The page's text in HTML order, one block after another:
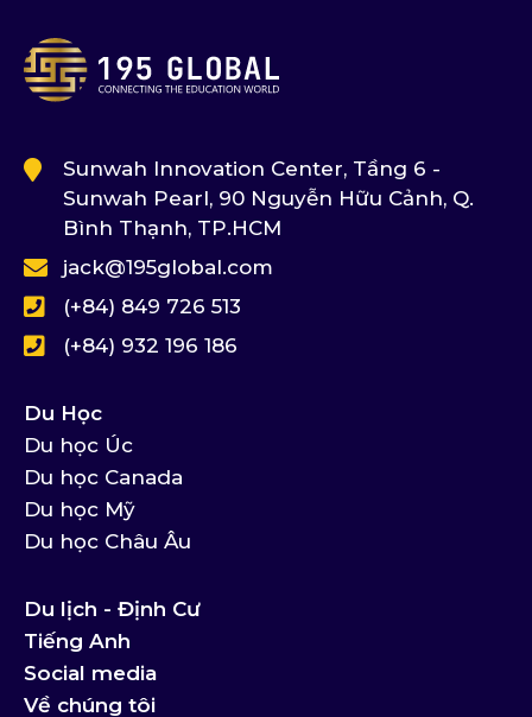
Sunwah Innovation Center, Tầng 6 -
Sunwah Pearl, 90 Nguyễn Hữu Cảnh, Q.
Bình Thạnh, TP.HCM
jack@195global.com
(+84) 849 726 513
(+84) 932 196 186
Du Học
Du học Úc
Du học Canada
Du học Mỹ
Du học Châu Âu
Du lịch - Định Cư
Tiếng Anh
Social media
Về chúng tôi